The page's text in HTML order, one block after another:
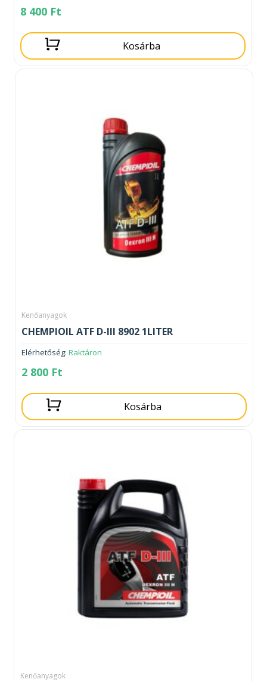
8 400 Ft
Kosárba
Kenőanyagok
CHEMPIOIL ATF D-III 8902 1LITER
Elérhetőség: Raktáron
2 800 Ft
Kosárba
Kenőanyagok